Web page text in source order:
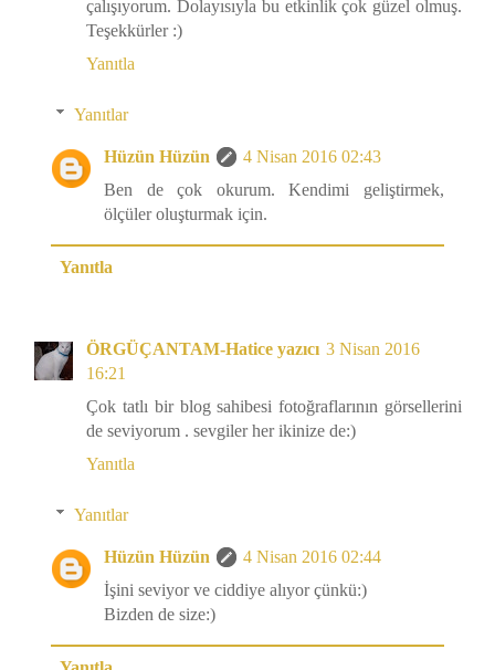
çalışıyorum. Dolayısıyla bu etkinlik çok güzel olmuş.
Teşekkürler :)
Yanıtla
Yanıtlar
Hüzün Hüzün
4 Nisan 2016 02:43
Ben de çok okurum. Kendimi geliştirmek,
ölçüler oluşturmak için.
Yanıtla
ÖRGÜÇANTAM-Hatice yazıcı 3 Nisan 2016
16:21
Çok tatlı bir blog sahibesi fotoğraflarının görsellerini
de seviyorum . sevgiler her ikinize de:)
Yanıtla
Yanıtlar
Hüzün Hüzün
4 Nisan 2016 02:44
İşini seviyor ve ciddiye alıyor çünkü:)
Bizden de size:)